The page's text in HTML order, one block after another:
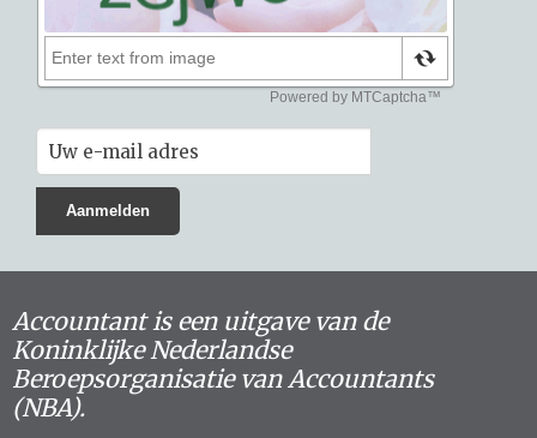
Accountant is een uitgave van de
Koninklijke Nederlandse
Beroepsorganisatie van Accountants
(NBA).